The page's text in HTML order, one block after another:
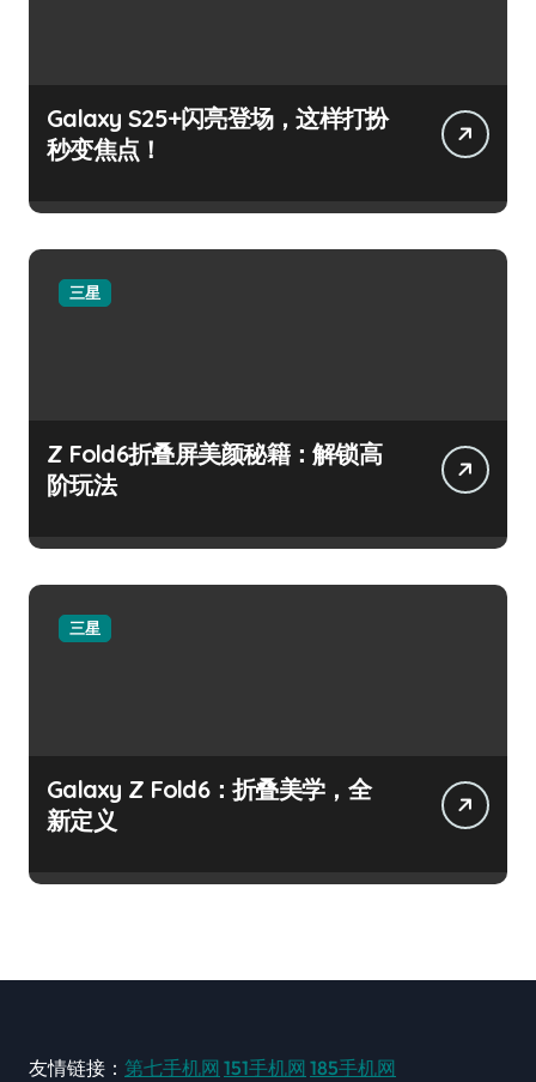
Galaxy S25+闪亮登场，这样打扮
秒变焦点！
三星
Z Fold6折叠屏美颜秘籍：解锁高
阶玩法
三星
Galaxy Z Fold6：折叠美学，全
新定义
友情链接： 第七手机网 151手机网 185手机网